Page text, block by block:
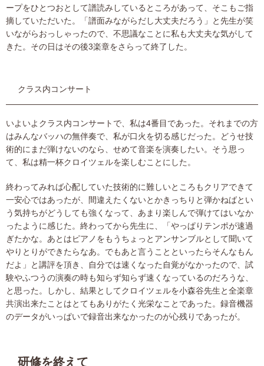
ープをひとつおとして譜読みしているところがあって、そこもご指
摘していただいた。「譜面みながらだし大丈夫だろう」と先生が笑
いながらおっしゃったので、不思議なことに私も大丈夫な気がして
きた。その日はその後3楽章をさらって終了した。
クラス内コンサート
いよいよクラス内コンサートで、私は4番目であった。それまでの方
はみんなバッハの無伴奏で、私が口火を切る感じだった。どうせ技
術的にまだ弾けないのなら、せめて音楽を演奏したい。そう思っ
て、私は精一杯クロイツェルを楽しむことにした。
終わってみれば心配していた技術的に難しいところもクリアできて
一安心ではあったが、間違えたくないとかきっちりと弾かねばとい
う気持ちがどうしても強くなって、あまり楽しんで弾けてはいなか
ったように感じた。終わってから先生に、「やっぱりテンポが速過
ぎたかな。あとはピアノをもうちょっとアンサンブルとして聞いて
やりとりができたらなあ。でもあと言うことといったらそんなもん
だよ」と講評を頂き、自分では速くなった自覚がなかったので、試
験やふつうの演奏の時も知らず知らず速くなっているのだろうな、
と思った。しかし、結果としてクロイツェルを小森谷先生と全楽章
共演出来たことはとてもありがたく光栄なことであった。録音機器
のデータがいっぱいで録音出来なかったのが心残りであったが。
研修を終えて